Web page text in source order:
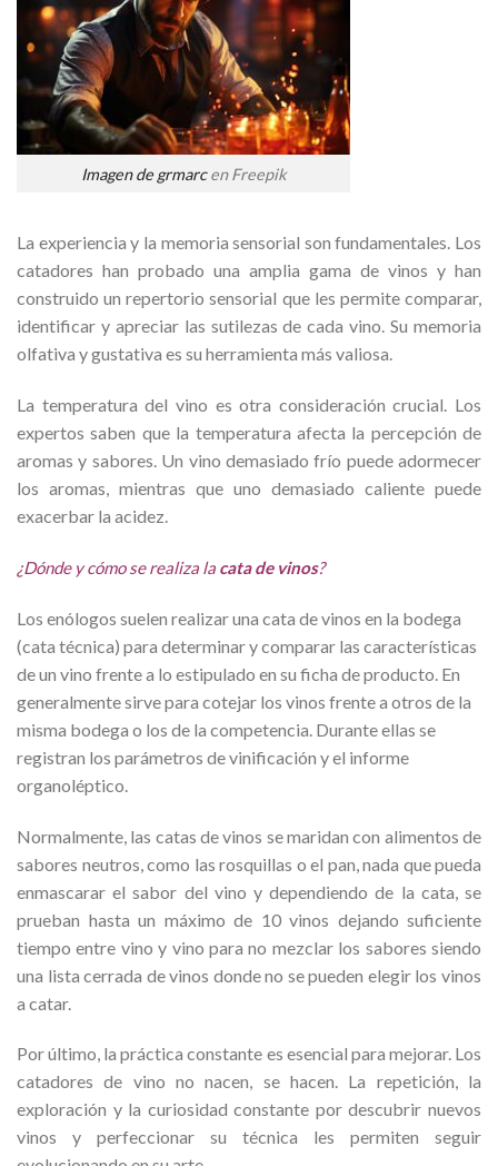
Imagen de grmarcen Freepik
La experiencia y la memoria sensorial son fundamentales. Los
catadores han probado una amplia gama de vinos y han
construido un repertorio sensorial que les permite comparar,
identificar y apreciar las sutilezas de cada vino. Su memoria
olfativa y gustativa es su herramienta más valiosa.
La temperatura del vino es otra consideración crucial. Los
expertos saben que la temperatura afecta la percepción de
aromas y sabores. Un vino demasiado frío puede adormecer
los aromas, mientras que uno demasiado caliente puede
exacerbar la acidez.
¿Dónde y cómo se realiza la cata de vinos?
Los enólogos suelen realizar una cata de vinos en la bodega
(cata técnica) para determinar y comparar las características
de un vino frente a lo estipulado en su ficha de producto. En
generalmente sirve para cotejar los vinos frente a otros de la
misma bodega o los de la competencia. Durante ellas se
registran los parámetros de vinificación y el informe
organoléptico.
Normalmente, las catas de vinos se maridan con alimentos de
sabores neutros, como las rosquillas o el pan, nada que pueda
enmascarar el sabor del vino y dependiendo de la cata, se
prueban hasta un máximo de 10 vinos dejando suficiente
tiempo entre vino y vino para no mezclar los sabores siendo
una lista cerrada de vinos donde no se pueden elegir los vinos
a catar.
Por último, la práctica constante es esencial para mejorar. Los
catadores de vino no nacen, se hacen. La repetición, la
exploración y la curiosidad constante por descubrir nuevos
vinos y perfeccionar su técnica les permiten seguir